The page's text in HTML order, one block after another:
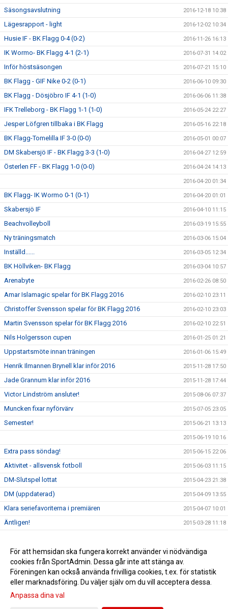
Säsongsavslutning 2016-12-18 10:38
Lägesrapport - light 2016-12-02 10:34
Husie IF - BK Flagg 0-4 (0-2) 2016-11-26 16:13
IK Wormo- BK Flagg 4-1 (2-1) 2016-07-31 14:02
Inför höstsäsongen 2016-07-21 15:10
BK Flagg - GIF Nike 0-2 (0-1) 2016-06-10 09:30
BK Flagg - Dösjöbro IF 4-1 (1-0) 2016-06-06 11:38
IFK Trelleborg - BK Flagg 1-1 (1-0) 2016-05-24 22:27
Jesper Löfgren tillbaka i BK Flagg 2016-05-16 22:18
BK Flagg-Tomelilla IF 3-0 (0-0) 2016-05-01 00:07
DM Skabersjö IF - BK Flagg 3-3 (1-0) 2016-04-27 12:59
Österlen FF - BK Flagg 1-0 (0-0) 2016-04-24 14:13
2016-04-20 01:34
BK Flagg- IK Wormo 0-1 (0-1) 2016-04-20 01:01
Skabersjö IF 2016-04-10 11:15
Beachvolleyboll 2016-03-19 15:55
Ny träningsmatch 2016-03-06 15:04
Inställd...... 2016-03-05 12:34
BK Höllviken- BK Flagg 2016-03-04 10:57
Arenabyte 2016-02-26 08:50
Amar Islamagic spelar för BK Flagg 2016 2016-02-10 23:11
Christoffer Svensson spelar för BK Flagg 2016 2016-02-10 23:03
Martin Svensson spelar för BK Flagg 2016 2016-02-10 22:51
Nils Holgersson cupen 2016-01-25 01:21
Uppstartsmöte innan träningen 2016-01-06 15:49
Henrik Ilmannen Brynell klar inför 2016 2015-11-28 17:50
Jade Grannum klar inför 2016 2015-11-28 17:44
Victor Lindström ansluter! 2015-08-06 07:37
Muncken fixar nyförvärv 2015-07-05 23:05
Semester! 2015-06-21 13:13
2015-06-19 10:16
Extra pass söndag! 2015-06-15 22:06
Aktivitet - allsvensk fotboll 2015-06-03 11:15
DM-Slutspel lottat 2015-04-23 21:38
DM (uppdaterad) 2015-04-09 13:55
Klara seriefavoriterna i premiären 2015-04-07 10:01
Äntligen! 2015-03-28 11:18
Familjen Körseus har fått tillökning... 2015-03-12 13:33
Kvartsfinal i Malmömästerskapet 2015-03-12 13:32
För att hemsidan ska fungera korrekt använder vi nödvändiga
cookies från SportAdmin. Dessa går inte att stänga av.
Föreningen kan också använda frivilliga cookies, t.ex. för statistik
eller marknadsföring. Du väljer själv om du vill acceptera dessa.
Anpassa dina val